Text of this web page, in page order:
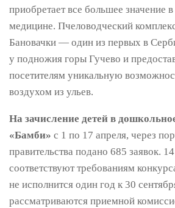
приобретает все большее значение
медицине. Пчеловодческий
Бановачки — один из первых в
у подножия горы Гучево и
посетителям уникальную
воздухом из ульев.
На зачисление детей в
«Бамби» с 1 по 17 апреля, через
правительства подано 685 заявок.
соответствуют требованиям
не исполнится один год к 30
рассматриваются приемной